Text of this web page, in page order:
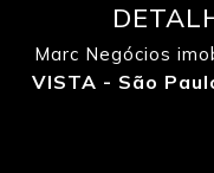
Marc Negócios
VISTA - São